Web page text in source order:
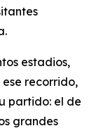
estadios,
recorrido,
partido: el de
grandes